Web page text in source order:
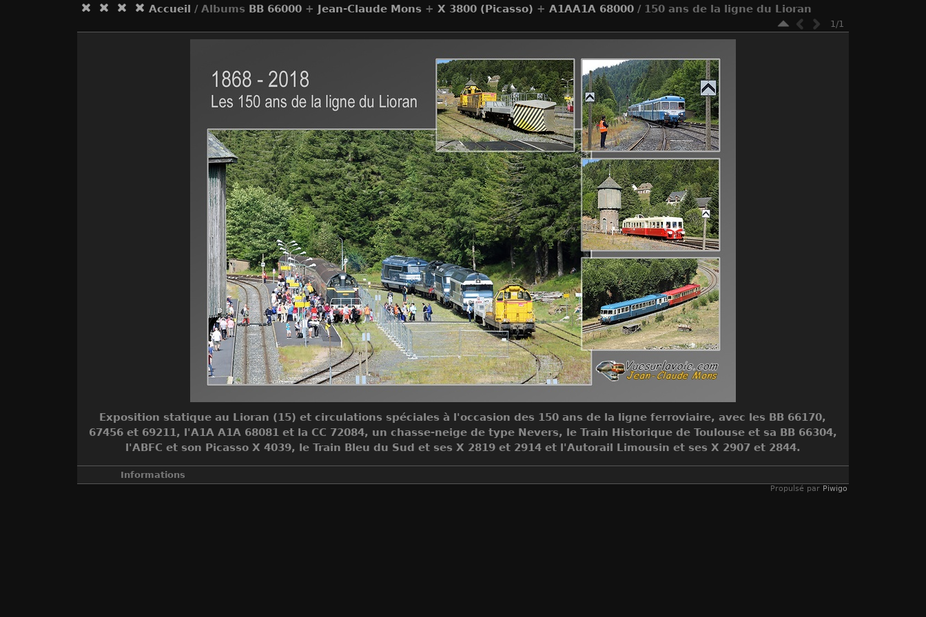
Accueil / Albums BB 66000 + Jean-Claude Mons + X 3800 (Picasso) + A1AA1A 68000 / 150 ans de la ligne du Lioran
1/1
Exposition statique au Lioran (15) et circulations spéciales à l'occasion des 150 ans de la ligne ferroviaire, avec les BB 66170,
67456 et 69211, l'A1A A1A 68081 et la CC 72084, un chasse-neige de type Nevers, le Train Historique de Toulouse et sa BB 66304,
l'ABFC et son Picasso X 4039, le Train Bleu du Sud et ses X 2819 et 2914 et l'Autorail Limousin et ses X 2907 et 2844.
Informations
Propulsé par Piwigo